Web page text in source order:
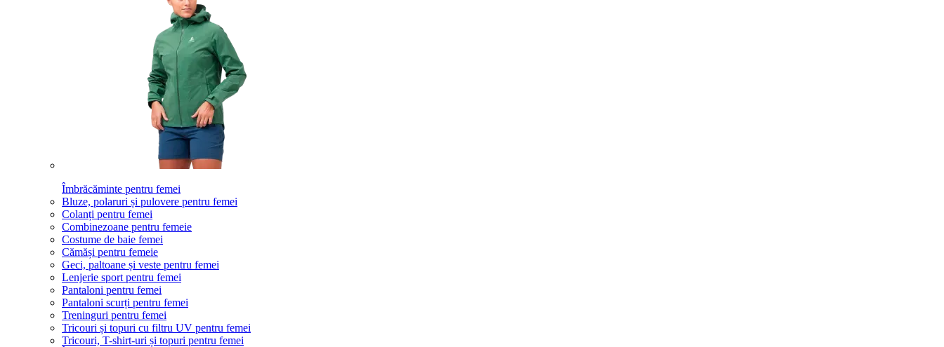
Îmbrăcăminte pentru femei
Bluze, polaruri și pulovere pentru femei
Colanți pentru femei
Combinezoane pentru femeie
Costume de baie femei
Cămăși pentru femeie
Geci, paltoane și veste pentru femei
Lenjerie sport pentru femei
Pantaloni pentru femei
Pantaloni scurți pentru femei
Treninguri pentru femei
Tricouri și topuri cu filtru UV pentru femei
Tricouri, T-shirt-uri și topuri pentru femei